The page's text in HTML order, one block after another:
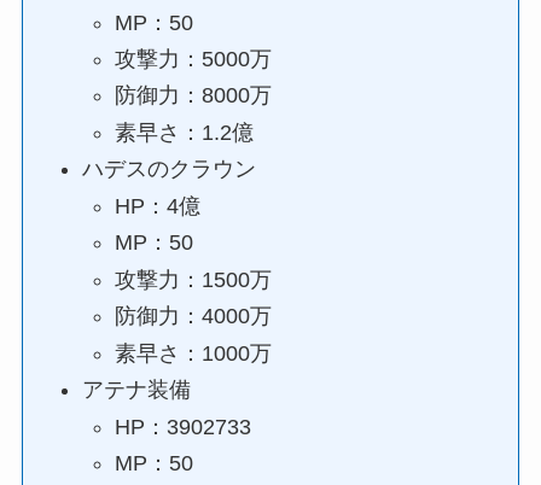
MP：50
攻撃力：5000万
防御力：8000万
素早さ：1.2億
ハデスのクラウン
HP：4億
MP：50
攻撃力：1500万
防御力：4000万
素早さ：1000万
アテナ装備
HP：3902733
MP：50